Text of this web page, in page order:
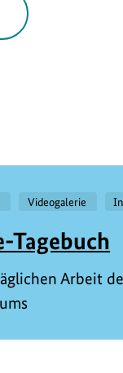
Videogalerie
Tagebuch
Arbeit